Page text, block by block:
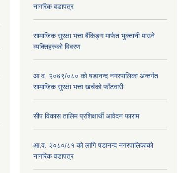
नागरिक वडापत्र
सामाजिक सुरक्षा भत्ता बैंकिङ्ग मार्फत भुक्तानी पाउने
व्यक्तिहरुको विवरण
आ.व. २०७९/०८० को षडानन्द नगरपालिका अन्तर्गत
सामाजिक सुरक्षा भत्ता खर्चको फाँटवारी
सीप विकास तालिम प्रशिक्षार्थी आवेदन फाराम
आ.व. २०८०/८१ को लागि षडानन्द नगरपालिकाको
नागरिक वडापत्र